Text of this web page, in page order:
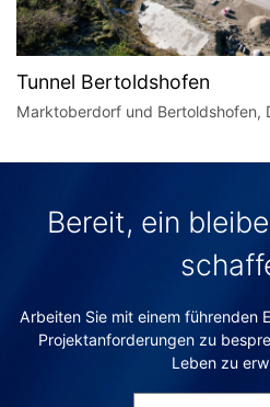
Tunnel Bertoldshofen
Marktoberdorf und Bertoldshofen,
Bereit, ein
Arbeiten Sie mit einem führenden
Projektanforderungen zu
Leben zu